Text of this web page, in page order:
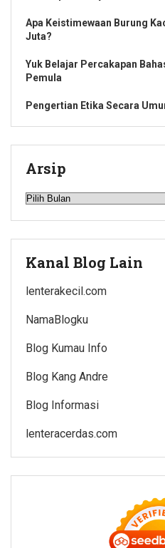
Apa Keistimewaan Burung
Juta?
Yuk Belajar Percakapan
Pemula
Pengertian Etika Secara
Arsip
Arsip
Kanal Blog Lain
lenterakecil.com
NamaBlogku
Blog Kumau Info
Blog Kang Andre
Blog Informasi
lenteracerdas.com